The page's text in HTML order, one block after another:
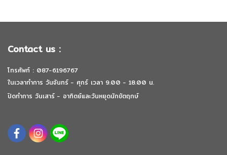
Contact us :
โทรศัพท์ : 087-6196767
ในเวลาทำการ วันจันทร์ - ศุกร์ เวลา 9.00 - 18.00 น.
ปิดทำการ วันเสาร์ - อาทิตย์และวันหยุดนักขัตฤกษ์